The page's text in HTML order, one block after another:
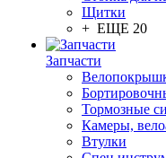
Щитки
+ ЕЩЕ 20
Запчасти
Тормозные
Камеры,
Втулки